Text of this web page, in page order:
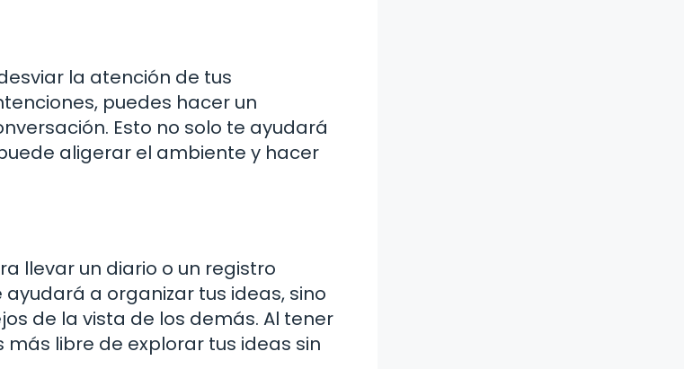
la atención de tus
puedes hacer un
Esto no solo te ayudará
aligerar el ambiente y hacer
llevar un diario o un registro
a organizar tus ideas, sino
de la vista de los demás. Al tener
libre de explorar tus ideas sin